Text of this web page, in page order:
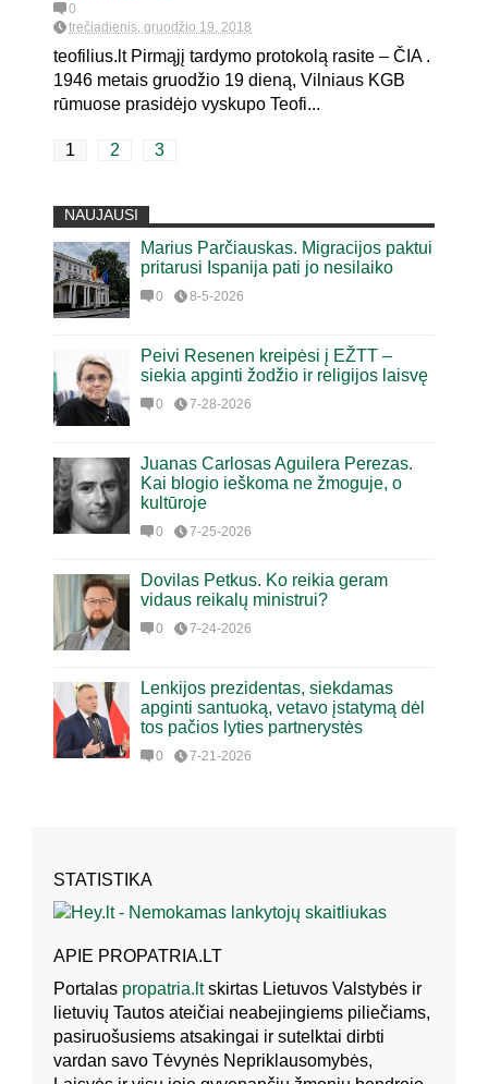
0
trečiadienis, gruodžio 19, 2018
teofilius.lt Pirmąjį tardymo protokolą rasite – ČIA .
1946 metais gruodžio 19 dieną, Vilniaus KGB
rūmuose prasidėjo vyskupo Teofi...
1 2 3
NAUJAUSI
Marius Parčiauskas. Migracijos paktui
pritarusi Ispanija pati jo nesilaiko
0 8-5-2026
Peivi Resenen kreipėsi į EŽTT –
siekia apginti žodžio ir religijos laisvę
0 7-28-2026
Juanas Carlosas Aguilera Perezas.
Kai blogio ieškoma ne žmoguje, o
kultūroje
0 7-25-2026
Dovilas Petkus. Ko reikia geram
vidaus reikalų ministrui?
0 7-24-2026
Lenkijos prezidentas, siekdamas
apginti santuoką, vetavo įstatymą dėl
tos pačios lyties partnerystės
0 7-21-2026
STATISTIKA
APIE PROPATRIA.LT
Portalas propatria.ltskirtas Lietuvos Valstybės ir
lietuvių Tautos ateičiai neabejingiems piliečiams,
pasiruošusiems atsakingai ir sutelktai dirbti
vardan savo Tėvynės Nepriklausomybės,